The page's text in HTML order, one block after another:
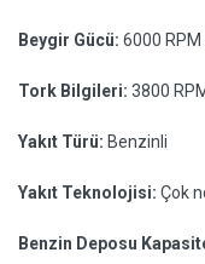
Beygir Gücü: 6000
Tork Bilgileri: 3800
Yakıt Türü: Benzinli
Yakıt Teknolojisi: Çok
Benzin Deposu